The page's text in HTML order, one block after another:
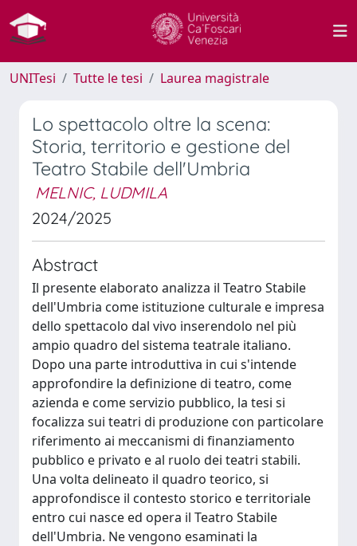
UNITesi Tutte le tesi Laurea magistrale
Lo spettacolo oltre la scena:
Storia, territorio e gestione del
Teatro Stabile dell'Umbria
MELNIC, LUDMILA
2024/2025
Abstract
Il presente elaborato analizza il Teatro Stabile
dell'Umbria come istituzione culturale e impresa
dello spettacolo dal vivo inserendolo nel più
ampio quadro del sistema teatrale italiano.
Dopo una parte introduttiva in cui s'intende
approfondire la definizione di teatro, come
azienda e come servizio pubblico, la tesi si
focalizza sui teatri di produzione con particolare
riferimento ai meccanismi di finanziamento
pubblico e privato e al ruolo dei teatri stabili.
Una volta delineato il quadro teorico, si
approfondisce il contesto storico e territoriale
entro cui nasce ed opera il Teatro Stabile
dell'Umbria. Ne vengono esaminati la